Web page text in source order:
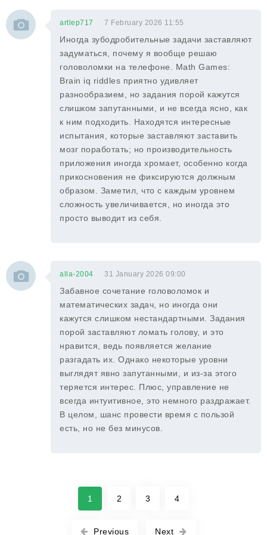
artlep717 7 February 2026 11:55
Иногда зубодробительные задачи заставляют
задуматься, почему я вообще решаю
головоломки на телефоне. Math Games:
Brain iq riddles приятно удивляет
разнообразием, но задания порой кажутся
слишком запутанными, и не всегда ясно, как
к ним подходить. Находятся интересные
испытания, которые заставляют заставить
мозг поработать; но производительность
приложения иногда хромает, особенно когда
прикосновения не фиксируются должным
образом. Заметил, что с каждым уровнем
сложность увеличивается, но иногда это
просто выводит из себя.
alla-2004 31 January 2026 09:00
Забавное сочетание головоломок и
математических задач, но иногда они
кажутся слишком нестандартными. Задания
порой заставляют ломать голову, и это
нравится, ведь появляется желание
разгадать их. Однако некоторые уровни
выглядят явно запутанными, и из-за этого
теряется интерес. Плюс, управление не
всегда интуитивное, это немного раздражает.
В целом, шанс провести время с пользой
есть, но не без минусов.
Previous
1 2 3 4
Next